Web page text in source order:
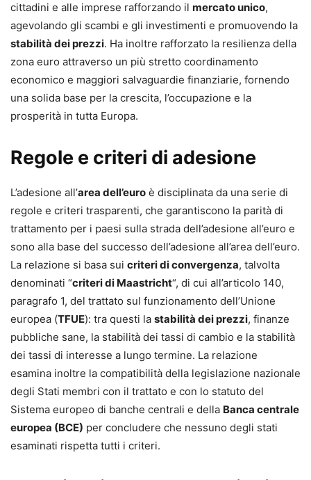
cittadini e alle imprese rafforzando il mercato unico,
agevolando gli scambi e gli investimenti e promuovendo la
stabilità dei prezzi. Ha inoltre rafforzato la resilienza della
zona euro attraverso un più stretto coordinamento
economico e maggiori salvaguardie finanziarie, fornendo
una solida base per la crescita, l’occupazione e la
prosperità in tutta Europa.
Regole e criteri di adesione
L’adesione all’area dell’euro è disciplinata da una serie di
regole e criteri trasparenti, che garantiscono la parità di
trattamento per i paesi sulla strada dell’adesione all’euro e
sono alla base del successo dell’adesione all’area dell’euro.
La relazione si basa sui criteri di convergenza, talvolta
denominati “criteri di Maastricht“, di cui all’articolo 140,
paragrafo 1, del trattato sul funzionamento dell’Unione
europea (TFUE): tra questi la stabilità dei prezzi, finanze
pubbliche sane, la stabilità dei tassi di cambio e la stabilità
dei tassi di interesse a lungo termine. La relazione
esamina inoltre la compatibilità della legislazione nazionale
degli Stati membri con il trattato e con lo statuto del
Sistema europeo di banche centrali e della Banca centrale
europea (BCE) per concludere che nessuno degli stati
esaminati rispetta tutti i criteri.